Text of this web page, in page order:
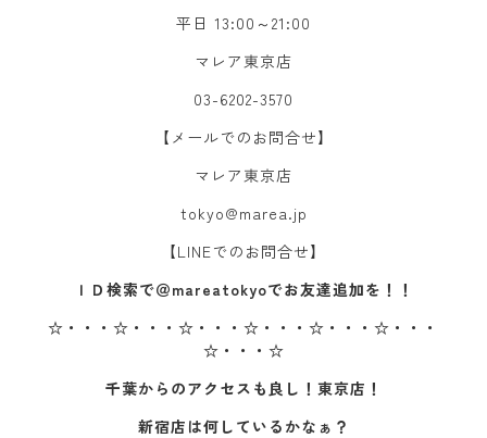
平日 13:00～21:00
マレア東京店
03-6202-3570
【メールでのお問合せ】
マレア東京店
tokyo@marea.jp
【LINEでのお問合せ】
ＩＤ検索で＠mareatokyoでお友達追加を！！
☆・・・☆・・・☆・・・☆・・・☆・・・☆・・・
☆・・・☆
千葉からのアクセスも良し！東京店！
新宿店は何しているかなぁ？